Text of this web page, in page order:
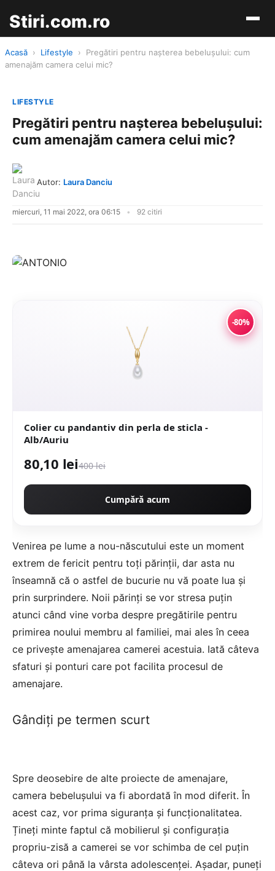
Stiri.com.ro
Acasă › Lifestyle ›
Pregătiri pentru nașterea bebelușului: cum
amenajăm camera celui mic?
LIFESTYLE
Pregătiri pentru nașterea bebelușului:
cum amenajăm camera celui mic?
Autor: Laura Danciu
miercuri, 11 mai 2022, ora 06:15 92 citiri
-80%
Colier cu pandantiv din perla de sticla -
Alb/Auriu
80,10 lei400 lei
Cumpără acum
Venirea pe lume a nou-născutului este un moment
extrem de fericit pentru toți părinții, dar asta nu
înseamnă că o astfel de bucurie nu vă poate lua și
prin surprindere. Noii părinți se vor stresa puțin
atunci când vine vorba despre pregătirile pentru
primirea noului membru al familiei, mai ales în ceea
ce privește amenajarea camerei acestuia. Iată câteva
sfaturi și ponturi care pot facilita procesul de
amenajare.
Gândiți pe termen scurt
Spre deosebire de alte proiecte de amenajare,
camera bebelușului va fi abordată în mod diferit. În
acest caz, vor prima siguranța și funcționalitatea.
Țineți minte faptul că mobilierul și configurația
propriu-zisă a camerei se vor schimba de cel puțin
câteva ori până la vârsta adolescenței. Așadar, puneți